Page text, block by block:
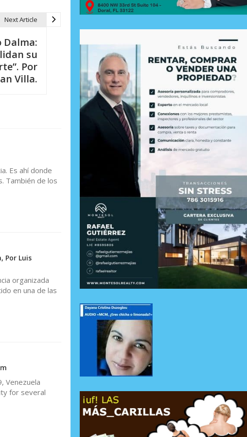
Next Article
Dalma:
su
Por
Villa.
Es ahí donde
También de los
Por Luis
organizada
en una de las
Venezuela
for several